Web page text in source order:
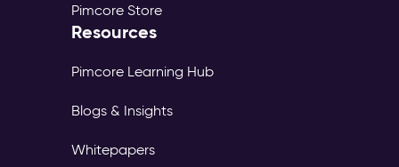
Pimcore Store
Resources
Pimcore Learning Hub
Blogs & Insights
Whitepapers